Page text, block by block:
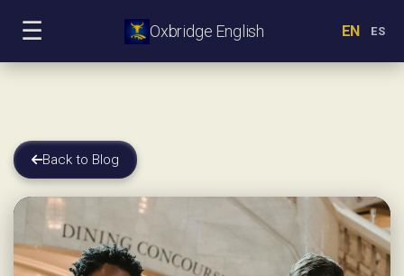
☰ Oxbridge English EN ES
Back to Blog